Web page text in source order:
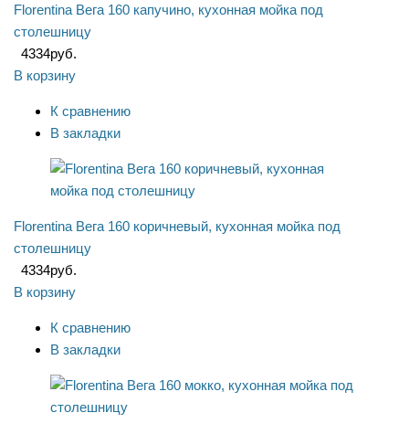
Florentina Вега 160 капучино, кухонная мойка под
столешницу
4334руб.
В корзину
К сравнению
В закладки
Florentina Вега 160 коричневый, кухонная мойка под
столешницу
4334руб.
В корзину
К сравнению
В закладки